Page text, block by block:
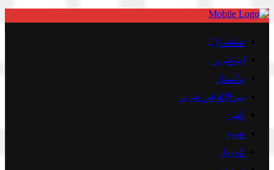
صفحہ اوّل
اہم خبریں
پاکستان
بین الاقوامی خبریں
کھیل
شوبز
کاروبار